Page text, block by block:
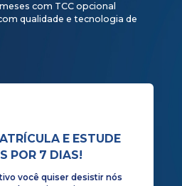
pelo MEC, com validade
remunerados
de 6 meses com TCC
com qualidade e